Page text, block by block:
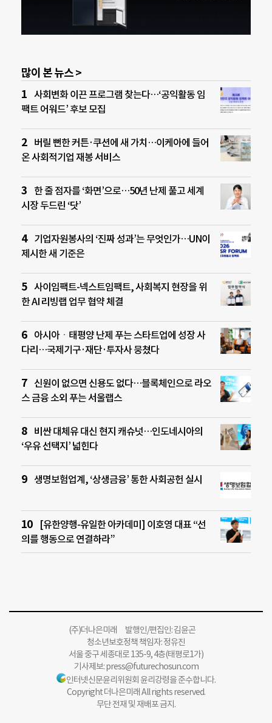
많이 본 뉴스 >
사회변화 이끈 프로그램 찾는다…‘공익활동 임
팩트 어워드’ 후보 모집
버릴 뻔한 커튼·쿠션에 새 가치…이케아에 들어
온 사회적기업 재봉 서비스
한 줄 점자를 ‘화면’으로…50년 난제 풀고 세계
시장 두드린 ‘닷’
기업자원봉사의 ‘진짜 성과’는 무엇인가…UN이
제시한 새 기준은
사이임팩트-넥스트임팩트, 사회복지 현장을 위
한 AI 리빙랩 업무 협약 체결
아시아ㆍ태평양 난제 푸는 스타트업에 성장 사
다리…국제기구·재단·투자사 뭉쳤다
신원이 없으면 신용도 없다…블록체인으로 라오
스 금융 소외 푸는 서울랩스
비싼 대체유 대신 현지 캐슈넛…인도네시아의
‘우유 선택지’ 넓힌다
생명보험업계, ‘상생금융’ 통한 사회공헌 실시
[유한양행-유일한 아카데미] 이호영 대표 “선
의를 행동으로 연결하라”
(주)더나은미래 발행인/편집인: 김윤곤
청소년보호정책 책임자: 정유진
서울 중구 세종대로 135-9, 4층(태평로1가)
기사제보:press@futurechosun.com
인터넷신문윤리위원회 윤리강령을 준수합니다.
Copyright 더나은미래 All rights reserved.
무단 전재 및 재배포 금지.